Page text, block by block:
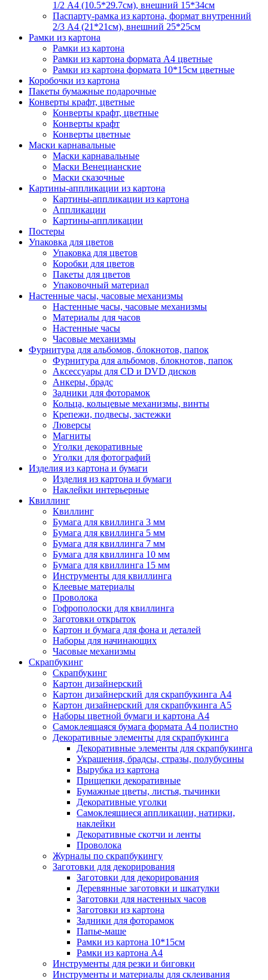
1/2 А4 (10.5*29.7см), внешний 15*34см
Паспарту-рамка из картона, формат внутренний
2/3 А4 (21*21см), внешний 25*25см
Рамки из картона
Рамки из картона
Рамки из картона формата А4 цветные
Рамки из картона формата 10*15см цветные
Коробочки из картона
Пакеты бумажные подарочные
Конверты крафт, цветные
Конверты крафт, цветные
Конверты крафт
Конверты цветные
Маски карнавальные
Маски карнавальные
Маски Венецианские
Маски сказочные
Картины-аппликации из картона
Картины-аппликации из картона
Аппликации
Картины-аппликации
Постеры
Упаковка для цветов
Упаковка для цветов
Коробки для цветов
Пакеты для цветов
Упаковочный материал
Настенные часы, часовые механизмы
Настенные часы, часовые механизмы
Материалы для часов
Настенные часы
Часовые механизмы
Фурнитура для альбомов, блокнотов, папок
Фурнитура для альбомов, блокнотов, папок
Аксессуары для CD и DVD дисков
Анкеры, брадс
Задники для фоторамок
Кольца, кольцевые механизмы, винты
Крепежи, подвесы, застежки
Люверсы
Магниты
Уголки декоративные
Уголки для фотографий
Изделия из картона и бумаги
Изделия из картона и бумаги
Наклейки интерьерные
Квиллинг
Квиллинг
Бумага для квиллинга 3 мм
Бумага для квиллинга 5 мм
Бумага для квиллинга 7 мм
Бумага для квиллинга 10 мм
Бумага для квиллинга 15 мм
Инструменты для квиллинга
Клеевые материалы
Проволока
Гофрополоски для квиллинга
Заготовки открыток
Картон и бумага для фона и деталей
Наборы для начинающих
Часовые механизмы
Скрапбукинг
Скрапбукинг
Картон дизайнерский
Картон дизайнерский для скрапбукинга А4
Картон дизайнерский для скрапбукинга А5
Наборы цветной бумаги и картона А4
Самоклеящаяся бумага формата А4 полистно
Декоративные элементы для скрапбукинга
Декоративные элементы для скрапбукинга
Украшения, брадсы, стразы, полубусины
Вырубка из картона
Прищепки декоративные
Бумажные цветы, листья, тычинки
Декоративные уголки
Самоклеящиеся аппликации, натирки,
наклейки
Декоративные скотчи и ленты
Проволока
Журналы по скрапбукингу
Заготовки для декорирования
Заготовки для декорирования
Деревянные заготовки и шкатулки
Заготовки для настенных часов
Заготовки из картона
Задники для фоторамок
Папье-маше
Рамки из картона 10*15см
Рамки из картона А4
Инструменты для резки и биговки
Инструменты и материалы для склеивания